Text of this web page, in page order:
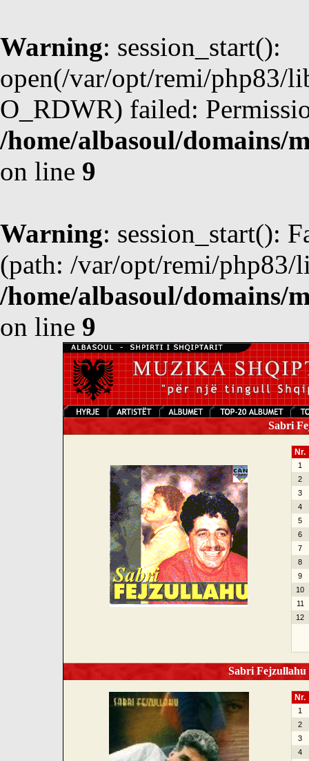
Warning: session_start():
open(/var/opt/remi/php83/
O_RDWR) failed:
/home/albasoul/domains/
on line 9
Warning: session_start():
(path: /var/opt/remi/php83/
/home/albasoul/domains/
on line 9
Sabri
Nr.
1
2
3
4
5
6
7
8
9
10
11
12
Sabri
Nr.
1
2
3
4